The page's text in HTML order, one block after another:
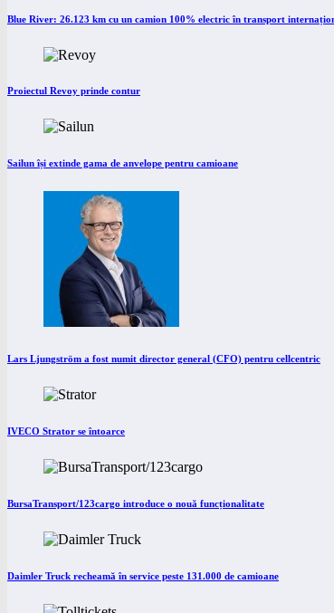
Blue River: 26.123 km cu un camion 100% electric în transport
Proiectul Revoy prinde contur
Sailun își extinde gama de anvelope pentru camioane
Lars Ljungström a fost numit director general (CFO) pentru cellcentric
IVECO Strator se întoarce
BursaTransport/123cargo introduce o nouă funcționalitate
Daimler Truck recheamă în service peste 131.000 de camioane